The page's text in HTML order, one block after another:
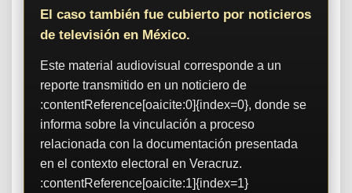
El caso también fue cubierto por noticieros
de televisión en México.
Este material audiovisual corresponde a un
reporte transmitido en un noticiero de
:contentReference[oaicite:0]{index=0}, donde se
informa sobre la vinculación a proceso
relacionada con la documentación presentada
en el contexto electoral en Veracruz.
:contentReference[oaicite:1]{index=1}